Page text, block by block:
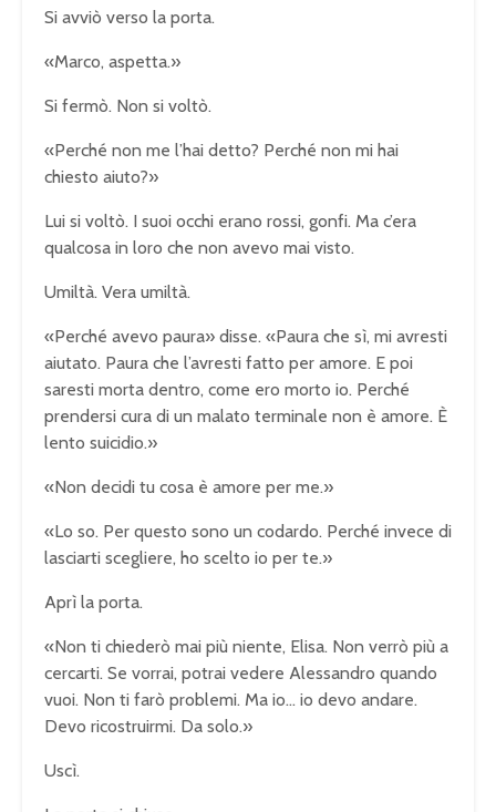
Si avviò verso la porta.
«Marco, aspetta.»
Si fermò. Non si voltò.
«Perché non me l’hai detto? Perché non mi hai
chiesto aiuto?»
Lui si voltò. I suoi occhi erano rossi, gonfi. Ma c’era
qualcosa in loro che non avevo mai visto.
Umiltà. Vera umiltà.
«Perché avevo paura» disse. «Paura che sì, mi avresti
aiutato. Paura che l’avresti fatto per amore. E poi
saresti morta dentro, come ero morto io. Perché
prendersi cura di un malato terminale non è amore. È
lento suicidio.»
«Non decidi tu cosa è amore per me.»
«Lo so. Per questo sono un codardo. Perché invece di
lasciarti scegliere, ho scelto io per te.»
Aprì la porta.
«Non ti chiederò mai più niente, Elisa. Non verrò più a
cercarti. Se vorrai, potrai vedere Alessandro quando
vuoi. Non ti farò problemi. Ma io… io devo andare.
Devo ricostruirmi. Da solo.»
Uscì.